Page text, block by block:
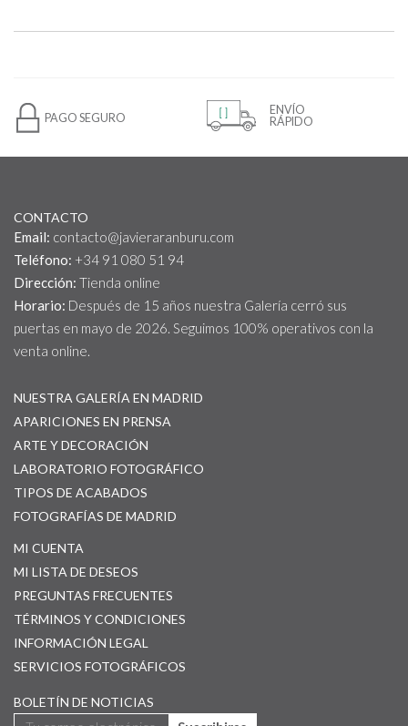
PAGO SEGURO
ENVÍO
RÁPIDO
CONTACTO
Email: contacto@javieraranburu.com
Teléfono: +34 91 080 51 94
Dirección: Tienda online
Horario: Después de 15 años nuestra Galería cerró sus
puertas en mayo de 2026. Seguimos 100% operativos con la
venta online.
NUESTRA GALERÍA EN MADRID
APARICIONES EN PRENSA
ARTE Y DECORACIÓN
LABORATORIO FOTOGRÁFICO
TIPOS DE ACABADOS
FOTOGRAFÍAS DE MADRID
MI CUENTA
MI LISTA DE DESEOS
PREGUNTAS FRECUENTES
TÉRMINOS Y CONDICIONES
INFORMACIÓN LEGAL
SERVICIOS FOTOGRÁFICOS
BOLETÍN DE NOTICIAS